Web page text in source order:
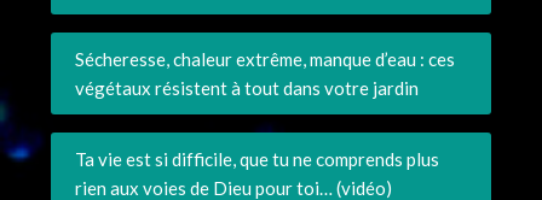
Sécheresse, chaleur extrême, manque d’eau : ces
végétaux résistent à tout dans votre jardin
Ta vie est si difficile, que tu ne comprends plus
rien aux voies de Dieu pour toi… (vidéo)